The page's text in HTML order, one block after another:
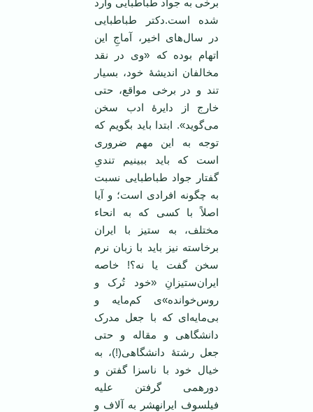
برخی به جواد طباطبایی وارد
شده است.دکتر طباطبایی
در سال‌های اخیر، آماجِ این
اتهام بوده که «وی در نقد
مخالفان اندیشۀ خود، بسیار
تند و در برخی مواقع، حتی
خارج از دایرۀ ادب سخن
می‌گوید». ابتدا باید بگویم که
توجه به این مهم ضروری
است که باید ببینیم تندیِ
گفتار جواد طباطبایی نسبت
به چگونه افرادی است؛ و آیا
اصلاً با کسی که به انحاء
مختلف، به ستیز با ایران
برخاسته نیز باید با زبان نرم
سخن گفت یا نه؟! خاصه
ایران‌ستیزانِ «خود تُرک و
روس‌خوانده»ی کم‌مایه و
بی‌مایه‌ای که با جعل مدرک
دانشگاهی و مقاله و حتی
جعل رشتۀ دانشگاهی(!)، به
خیال خود با ناسزا گفتن و
دورهمی گرفتن علیه
فیلسوف ایرانهشر به آلاف و